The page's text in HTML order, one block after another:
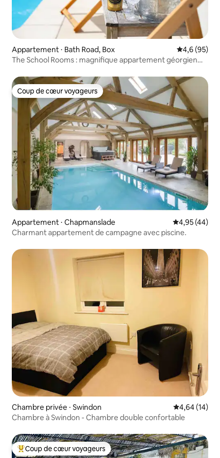
Appartement ⋅ Bath Road, Box Évaluation
4,6 (95)
The School Rooms : magnifique appartement géorgien
avec Wi-Fi et parking, près de Bath
Coup de cœur voyageurs
Coup de cœur voyageurs
Appartement ⋅ Chapmanslade Évaluation
4,95 (44)
Charmant appartement de campagne avec piscine.
Chambre privée ⋅ Swindon Évaluation
4,64 (14)
Chambre à Swindon - Chambre double confortable
Coups de cœur voyageurs les plus appréciés
Coup de cœur voyageurs